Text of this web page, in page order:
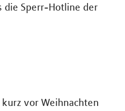
die Sperr-Hotline der
vor Weihnachten